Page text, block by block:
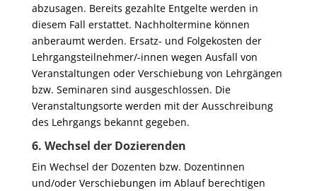
abzusagen. Bereits gezahlte Entgelte werden in
diesem Fall erstattet. Nachholtermine können
anberaumt werden. Ersatz- und Folgekosten der
Lehrgangsteilnehmer/-innen wegen Ausfall von
Veranstaltungen oder Verschiebung von Lehrgängen
bzw. Seminaren sind ausgeschlossen. Die
Veranstaltungsorte werden mit der Ausschreibung
des Lehrgangs bekannt gegeben.
6. Wechsel der Dozierenden
Ein Wechsel der Dozenten bzw. Dozentinnen
und/oder Verschiebungen im Ablauf berechtigen